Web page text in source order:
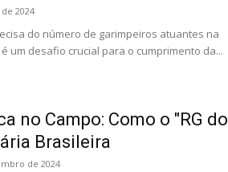
2024
do número de garimpeiros atuantes na
um desafio crucial para o cumprimento da...
no Campo: Como o "RG do
Brasileira
de 2024